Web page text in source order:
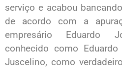
serviço e acabou
de acordo com a
empresário Eduardo
conhecido como
Juscelino, como